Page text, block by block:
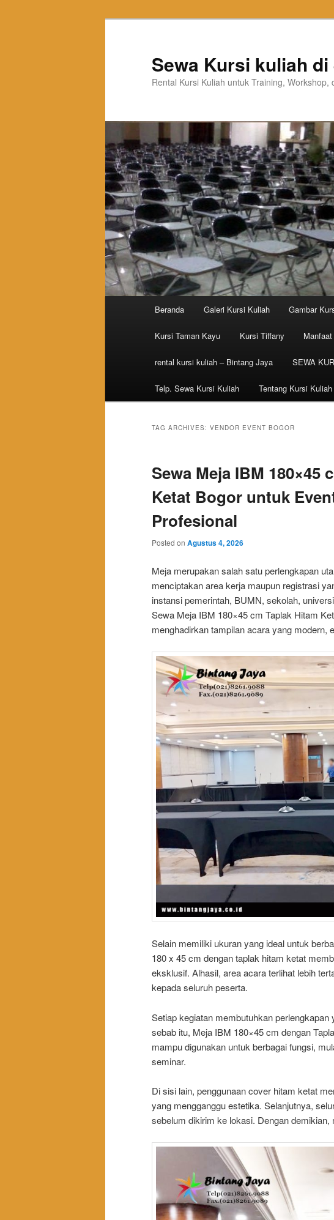
Sewa Kursi kuliah
Rental Kursi Kuliah untuk Training,
Skip to primary content
Skip to secondary content
Beranda Galeri Kursi Kuliah Gambar
Kursi Taman Kayu Kursi Tiffany
rental kursi kuliah – Bintang Jaya SEWA
Telp. Sewa Kursi Kuliah Tentang Kursi Kuliah
TAG ARCHIVES: VENDOR EVENT BOGOR
Sewa Meja IBM 180×45
Ketat Bogor untuk
Profesional
Posted on Agustus 4, 2026
Meja merupakan salah satu perlengkapan
menciptakan area kerja maupun registrasi
instansi pemerintah, BUMN, sekolah,
Sewa Meja IBM 180×45 cm Taplak Hitam
menghadirkan tampilan acara yang modern,
Selain memiliki ukuran yang ideal untuk
180 x 45 cm dengan taplak hitam ketat
eksklusif. Alhasil, area acara terlihat lebih
kepada seluruh peserta.
Setiap kegiatan membutuhkan
sebab itu, Meja IBM 180×45 cm dengan
mampu digunakan untuk berbagai fungsi,
seminar.
Di sisi lain, penggunaan cover hitam ketat
yang mengganggu estetika. Selanjutnya,
sebelum dikirim ke lokasi. Dengan